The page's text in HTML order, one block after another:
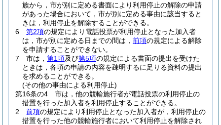
族から，市が別に定める書面により利用停止の解除の申請
があった場合において，市が別に定める事由に該当すると
きは，利用停止を解除することができる。
6
第2項の規定により電話投票が利用停止となった加入者
は，市が別に定める日までの間は， 前項の規定による解除
を申請することができない。
7
市は， 第1項及び第5項の規定による書面の提出を受けた
ときは，各項の申請の内容を疎明するに足りる資料の提出
を求めることができる。
(その他の事由による利用停止)
第16条の4
市は，他の競輪施行者が電話投票の利用停止の
措置を行った加入者を利用停止することができる。
2
前項の規定により利用停止となった加入者が，利用停止の
措置を行った他の競輪施行者において利用停止を解除され